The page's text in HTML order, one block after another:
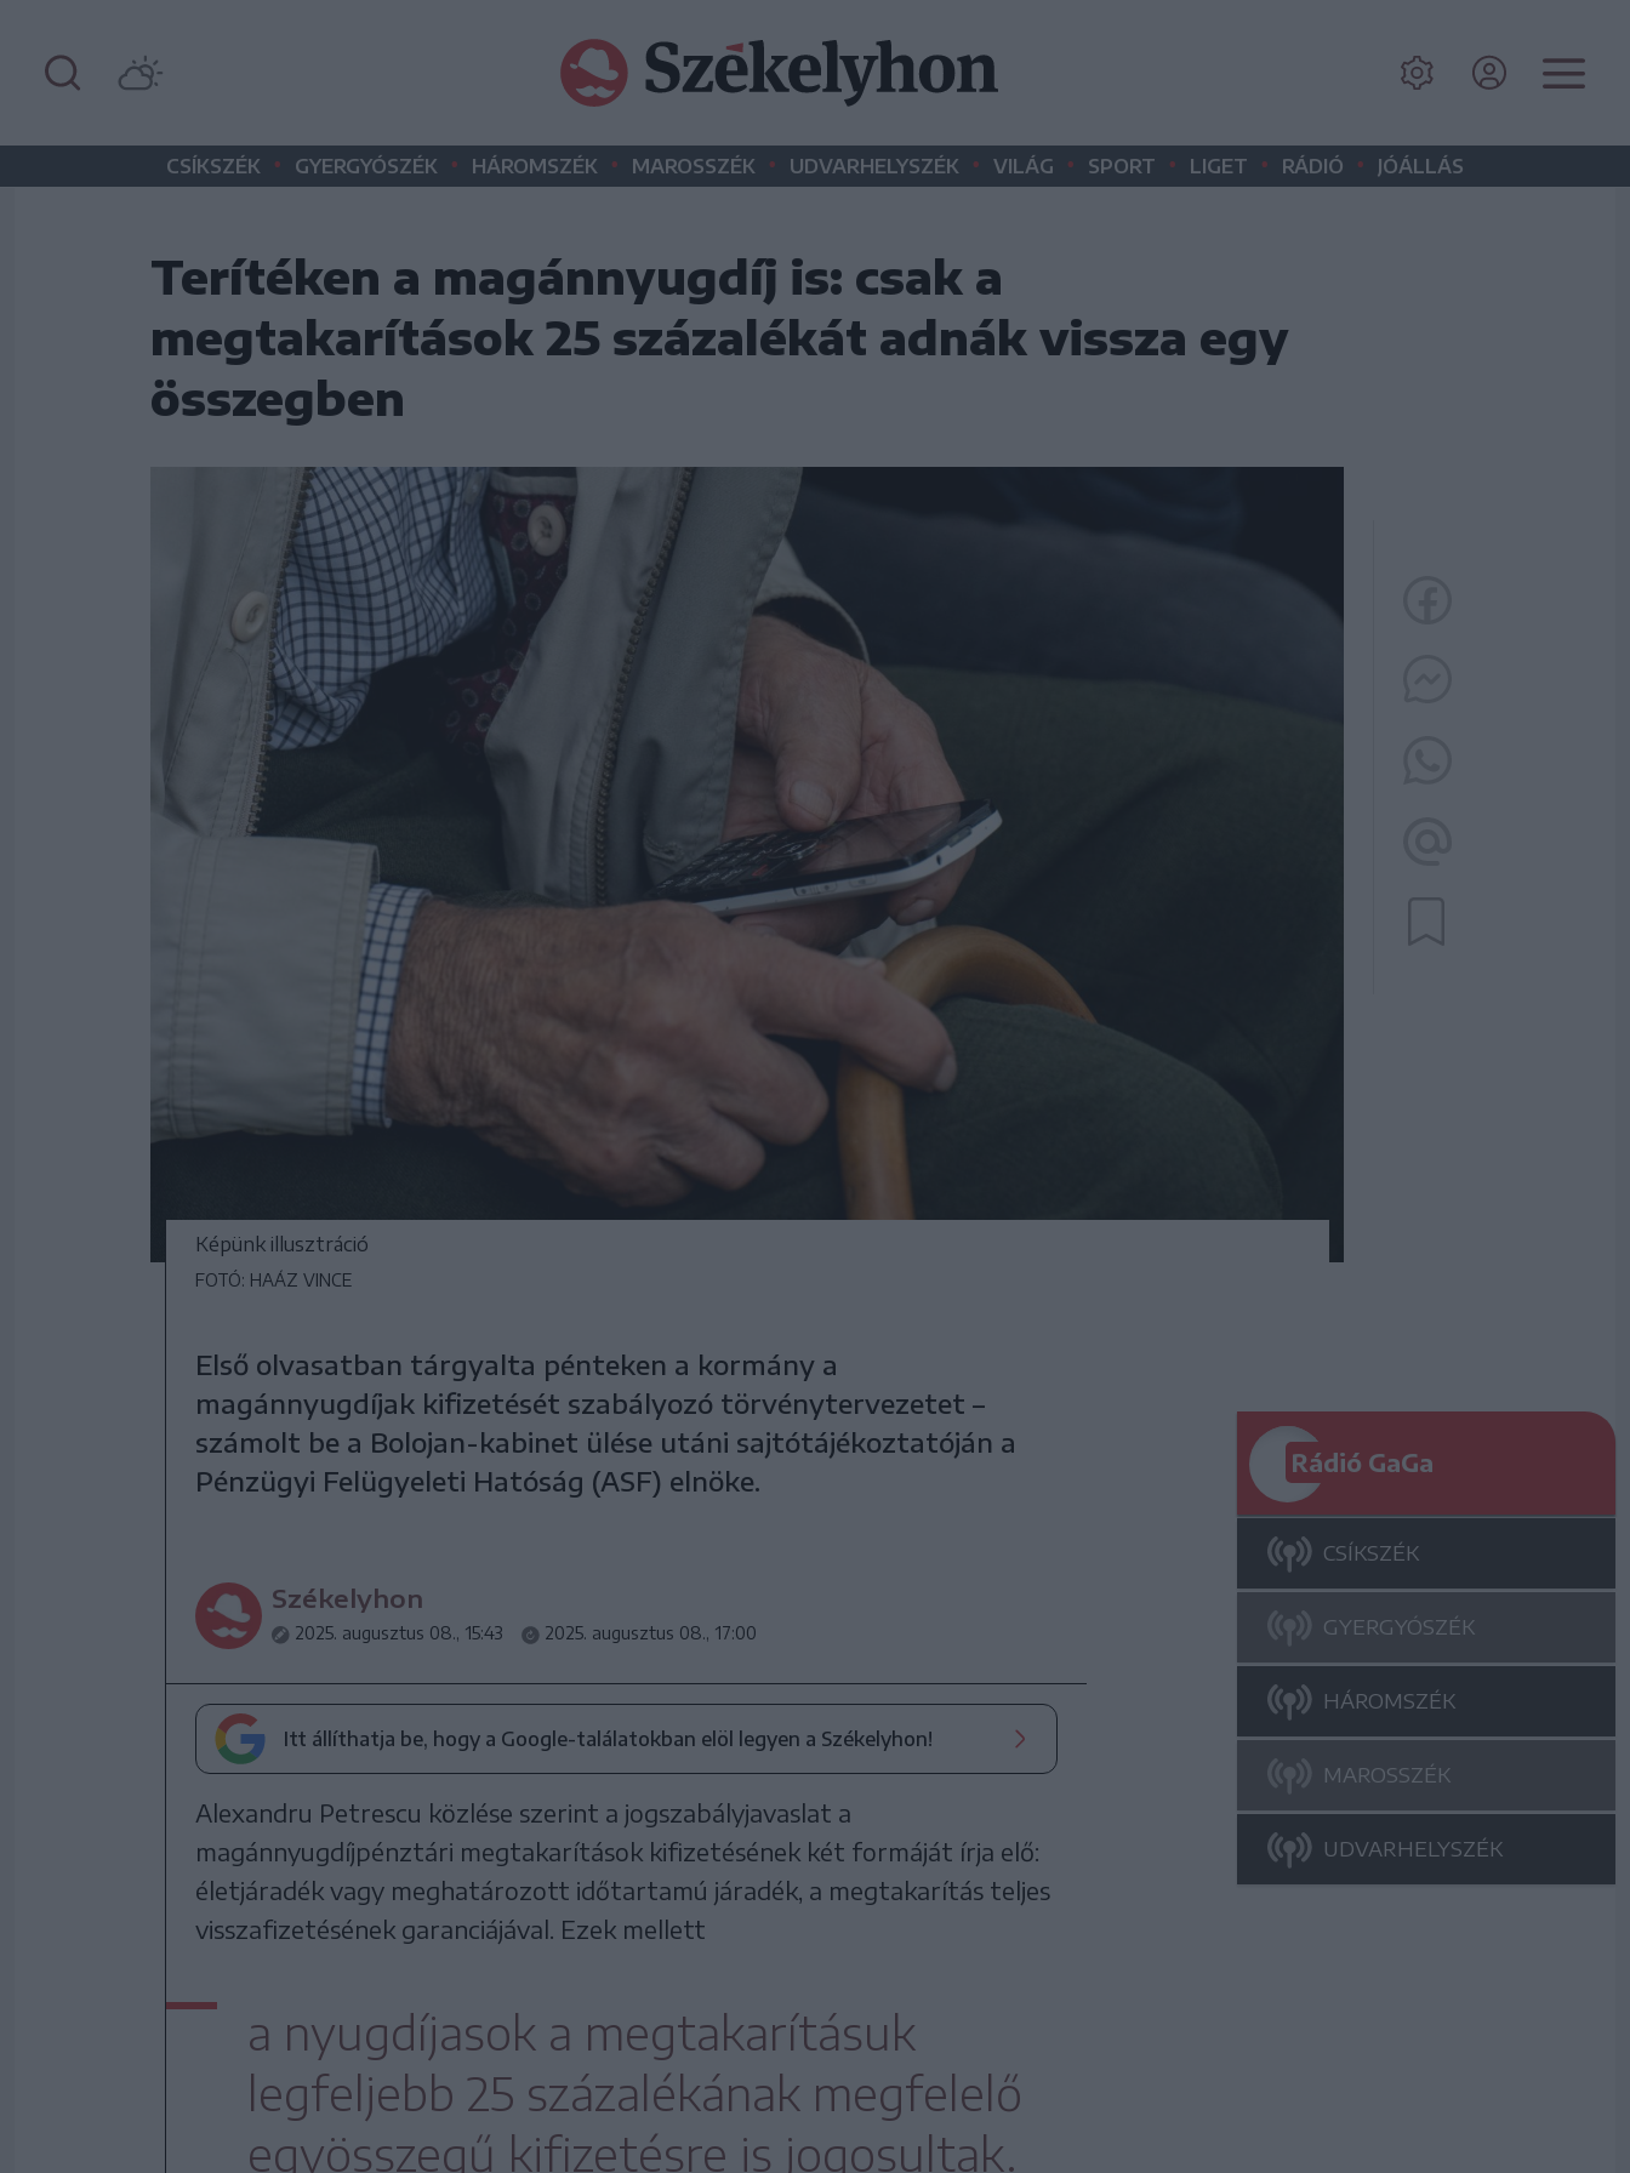
CSÍKSZÉK • GYERGYÓSZÉK • HÁROMSZÉK • MAROSSZÉK • UDVARHELYSZÉK • VILÁG • SPORT • LIGET • RÁDIÓ • JÓÁLLÁS
Terítéken a magánnyugdíj is: csak a
megtakarítások 25 százalékát adnák vissza egy
összegben
Képünk illusztráció
FOTÓ: HAÁZ VINCE
Első olvasatban tárgyalta pénteken a kormány a
magánnyugdíjak kifizetését szabályozó törvénytervezetet –
számolt be a Bolojan-kabinet ülése utáni sajtótájékoztatóján a
Pénzügyi Felügyeleti Hatóság (ASF) elnöke.
Székelyhon
2025. augusztus 08., 15:43 2025. augusztus 08., 17:00
Itt állíthatja be, hogy a Google-találatokban elöl legyen a Székelyhon!
Alexandru Petrescu közlése szerint a jogszabályjavaslat a
magánnyugdíjpénztári megtakarítások kifizetésének két formáját írja elő:
életjáradék vagy meghatározott időtartamú járadék, a megtakarítás teljes
visszafizetésének garanciájával. Ezek mellett
a nyugdíjasok a megtakarításuk
legfeljebb 25 százalékának megfelelő
egyösszegű kifizetésre is jogosultak.
Rádió GaGa
CSÍKSZÉK
GYERGYÓSZÉK
HÁROMSZÉK
MAROSSZÉK
UDVARHELYSZÉK